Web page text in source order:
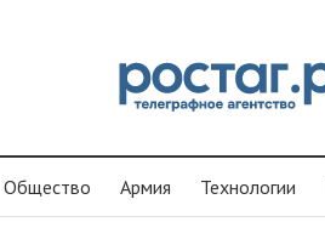
Общество Армия Технологии